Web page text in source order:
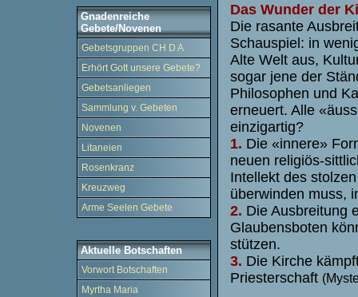
Gnadenreiche
Gebete/Novenen
Gebetsgruppen CH D A
Erhört Gott unsere Gebete?
Gebetsanliegen
Sammlung v. Gebeten
Novenen
Litaneien
Rosenkranz
Kreuzweg
Arme Seelen Gebete
Aktuelle Botschaften
Vorwort Botschaften
Myrtha Maria
Das Wunder der
Die rasante
Schauspiel: in
Alte Welt aus,
sogar jene der
Philosophen und
erneuert. Alle
einzigartig?
1. Die «innere»
neuen religiös-
Intellekt des
überwinden muss,
2. Die Ausbreitung
Glaubensboten
stützen.
3. Die Kirche
Priesterschaft